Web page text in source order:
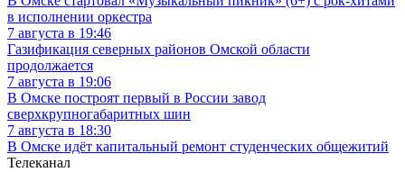
в исполнении оркестра
7 августа в 19:46
Газификация северных районов Омской области
продолжается
7 августа в 19:06
В Омске построят первый в России завод
сверхкрупногабаритных шин
7 августа в 18:30
В Омске идёт капитальный ремонт студенческих общежитий
Телеканал